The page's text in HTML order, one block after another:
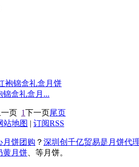
盒礼盒月...
页 1下一页尾页
站地图 | 订阅RSS
月饼团购 ？ 深圳创千亿贸易是月饼代
黄月饼 、等月饼。